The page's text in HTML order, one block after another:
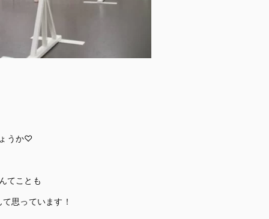
うか♡
てことも
思っています！